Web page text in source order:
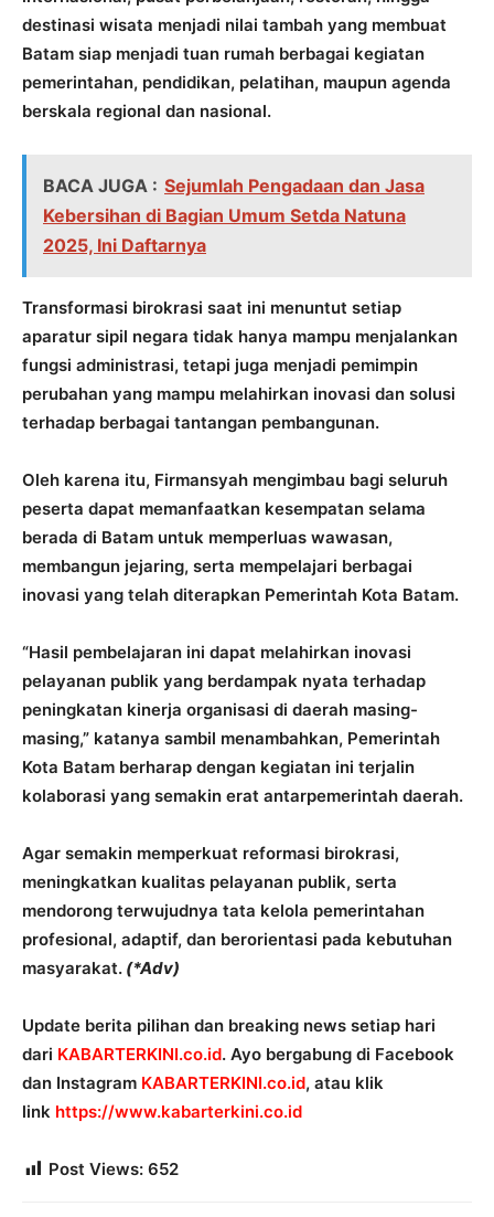
destinasi wisata menjadi nilai tambah yang membuat
Batam siap menjadi tuan rumah berbagai kegiatan
pemerintahan, pendidikan, pelatihan, maupun agenda
berskala regional dan nasional.
BACA JUGA : Sejumlah Pengadaan dan Jasa
Kebersihan di Bagian Umum Setda Natuna
2025, Ini Daftarnya
Transformasi birokrasi saat ini menuntut setiap
aparatur sipil negara tidak hanya mampu menjalankan
fungsi administrasi, tetapi juga menjadi pemimpin
perubahan yang mampu melahirkan inovasi dan solusi
terhadap berbagai tantangan pembangunan.
Oleh karena itu, Firmansyah mengimbau bagi seluruh
peserta dapat memanfaatkan kesempatan selama
berada di Batam untuk memperluas wawasan,
membangun jejaring, serta mempelajari berbagai
inovasi yang telah diterapkan Pemerintah Kota Batam.
“Hasil pembelajaran ini dapat melahirkan inovasi
pelayanan publik yang berdampak nyata terhadap
peningkatan kinerja organisasi di daerah masing-
masing,” katanya sambil menambahkan, Pemerintah
Kota Batam berharap dengan kegiatan ini terjalin
kolaborasi yang semakin erat antarpemerintah daerah.
Agar semakin memperkuat reformasi birokrasi,
meningkatkan kualitas pelayanan publik, serta
mendorong terwujudnya tata kelola pemerintahan
profesional, adaptif, dan berorientasi pada kebutuhan
masyarakat. (*Adv)
Update berita pilihan dan breaking news setiap hari
dari KABARTERKINI.co.id. Ayo bergabung di Facebook
dan Instagram KABARTERKINI.co.id, atau klik
link https://www.kabarterkini.co.id
Post Views: 652